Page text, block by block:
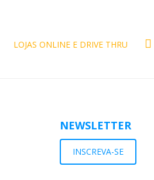
LOJAS ONLINE E DRIVE THRU
NEWSLETTER
INSCREVA-SE